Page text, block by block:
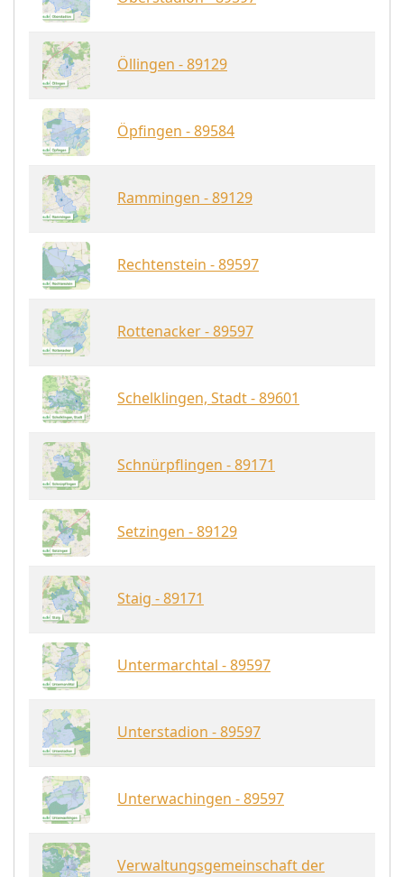
Öllingen - 89129
Öpfingen - 89584
Rammingen - 89129
Rechtenstein - 89597
Rottenacker - 89597
Schelklingen, Stadt - 89601
Schnürpflingen - 89171
Setzingen - 89129
Staig - 89171
Untermarchtal - 89597
Unterstadion - 89597
Unterwachingen - 89597
Verwaltungsgemeinschaft der